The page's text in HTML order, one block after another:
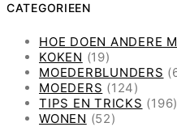
CATEGORIEEN
HOE DOEN ANDERE
KOKEN (19)
MOEDERBLUNDERS
MOEDERS (124)
TIPS EN TRICKS (196)
WONEN (52)